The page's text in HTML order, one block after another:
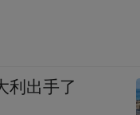
利出手了